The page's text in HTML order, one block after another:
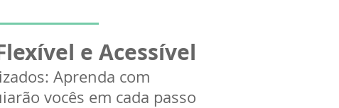
e Acessível
Aprenda com
vocês em cada passo